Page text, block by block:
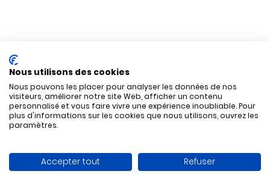
Nous utilisons des cookies
Nous pouvons les placer pour analyser les données de nos
visiteurs, améliorer notre site Web, afficher un contenu
personnalisé et vous faire vivre une expérience inoubliable. Pour
plus d'informations sur les cookies que nous utilisons, ouvrez les
paramètres.
Accepter tout Refuser